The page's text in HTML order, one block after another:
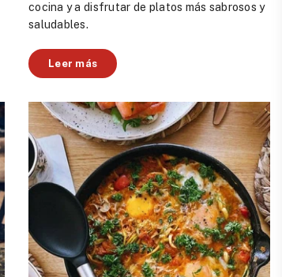
cocina y a disfrutar de platos más sabrosos y
saludables.
Leer más